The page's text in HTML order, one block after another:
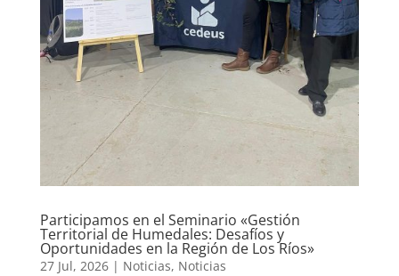
Participamos en el Seminario «Gestión
Territorial de Humedales: Desafíos y
Oportunidades en la Región de Los Ríos»
27 Jul, 2026| Noticias, Noticias